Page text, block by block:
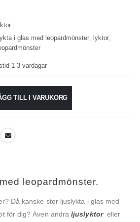
i glas med leopardmönster, lyktor,
1-3 vardagar
TILL I VARUKORG
leopardmönster.
Då kanske stor ljuslykta i glas med
för dig? Även andraljuslyktoreller